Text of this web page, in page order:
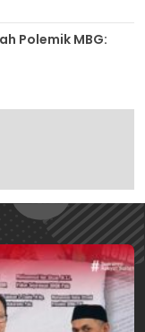
Polemik MBG: